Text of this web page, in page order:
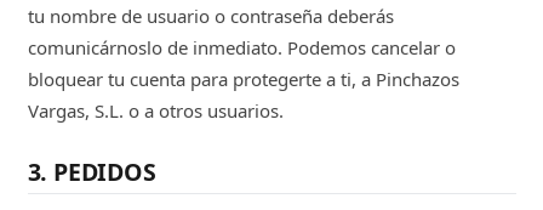
tu nombre de usuario o contraseña deberás
comunicárnoslo de inmediato. Podemos cancelar o
bloquear tu cuenta para protegerte a ti, a Pinchazos
Vargas, S.L. o a otros usuarios.
3. PEDIDOS